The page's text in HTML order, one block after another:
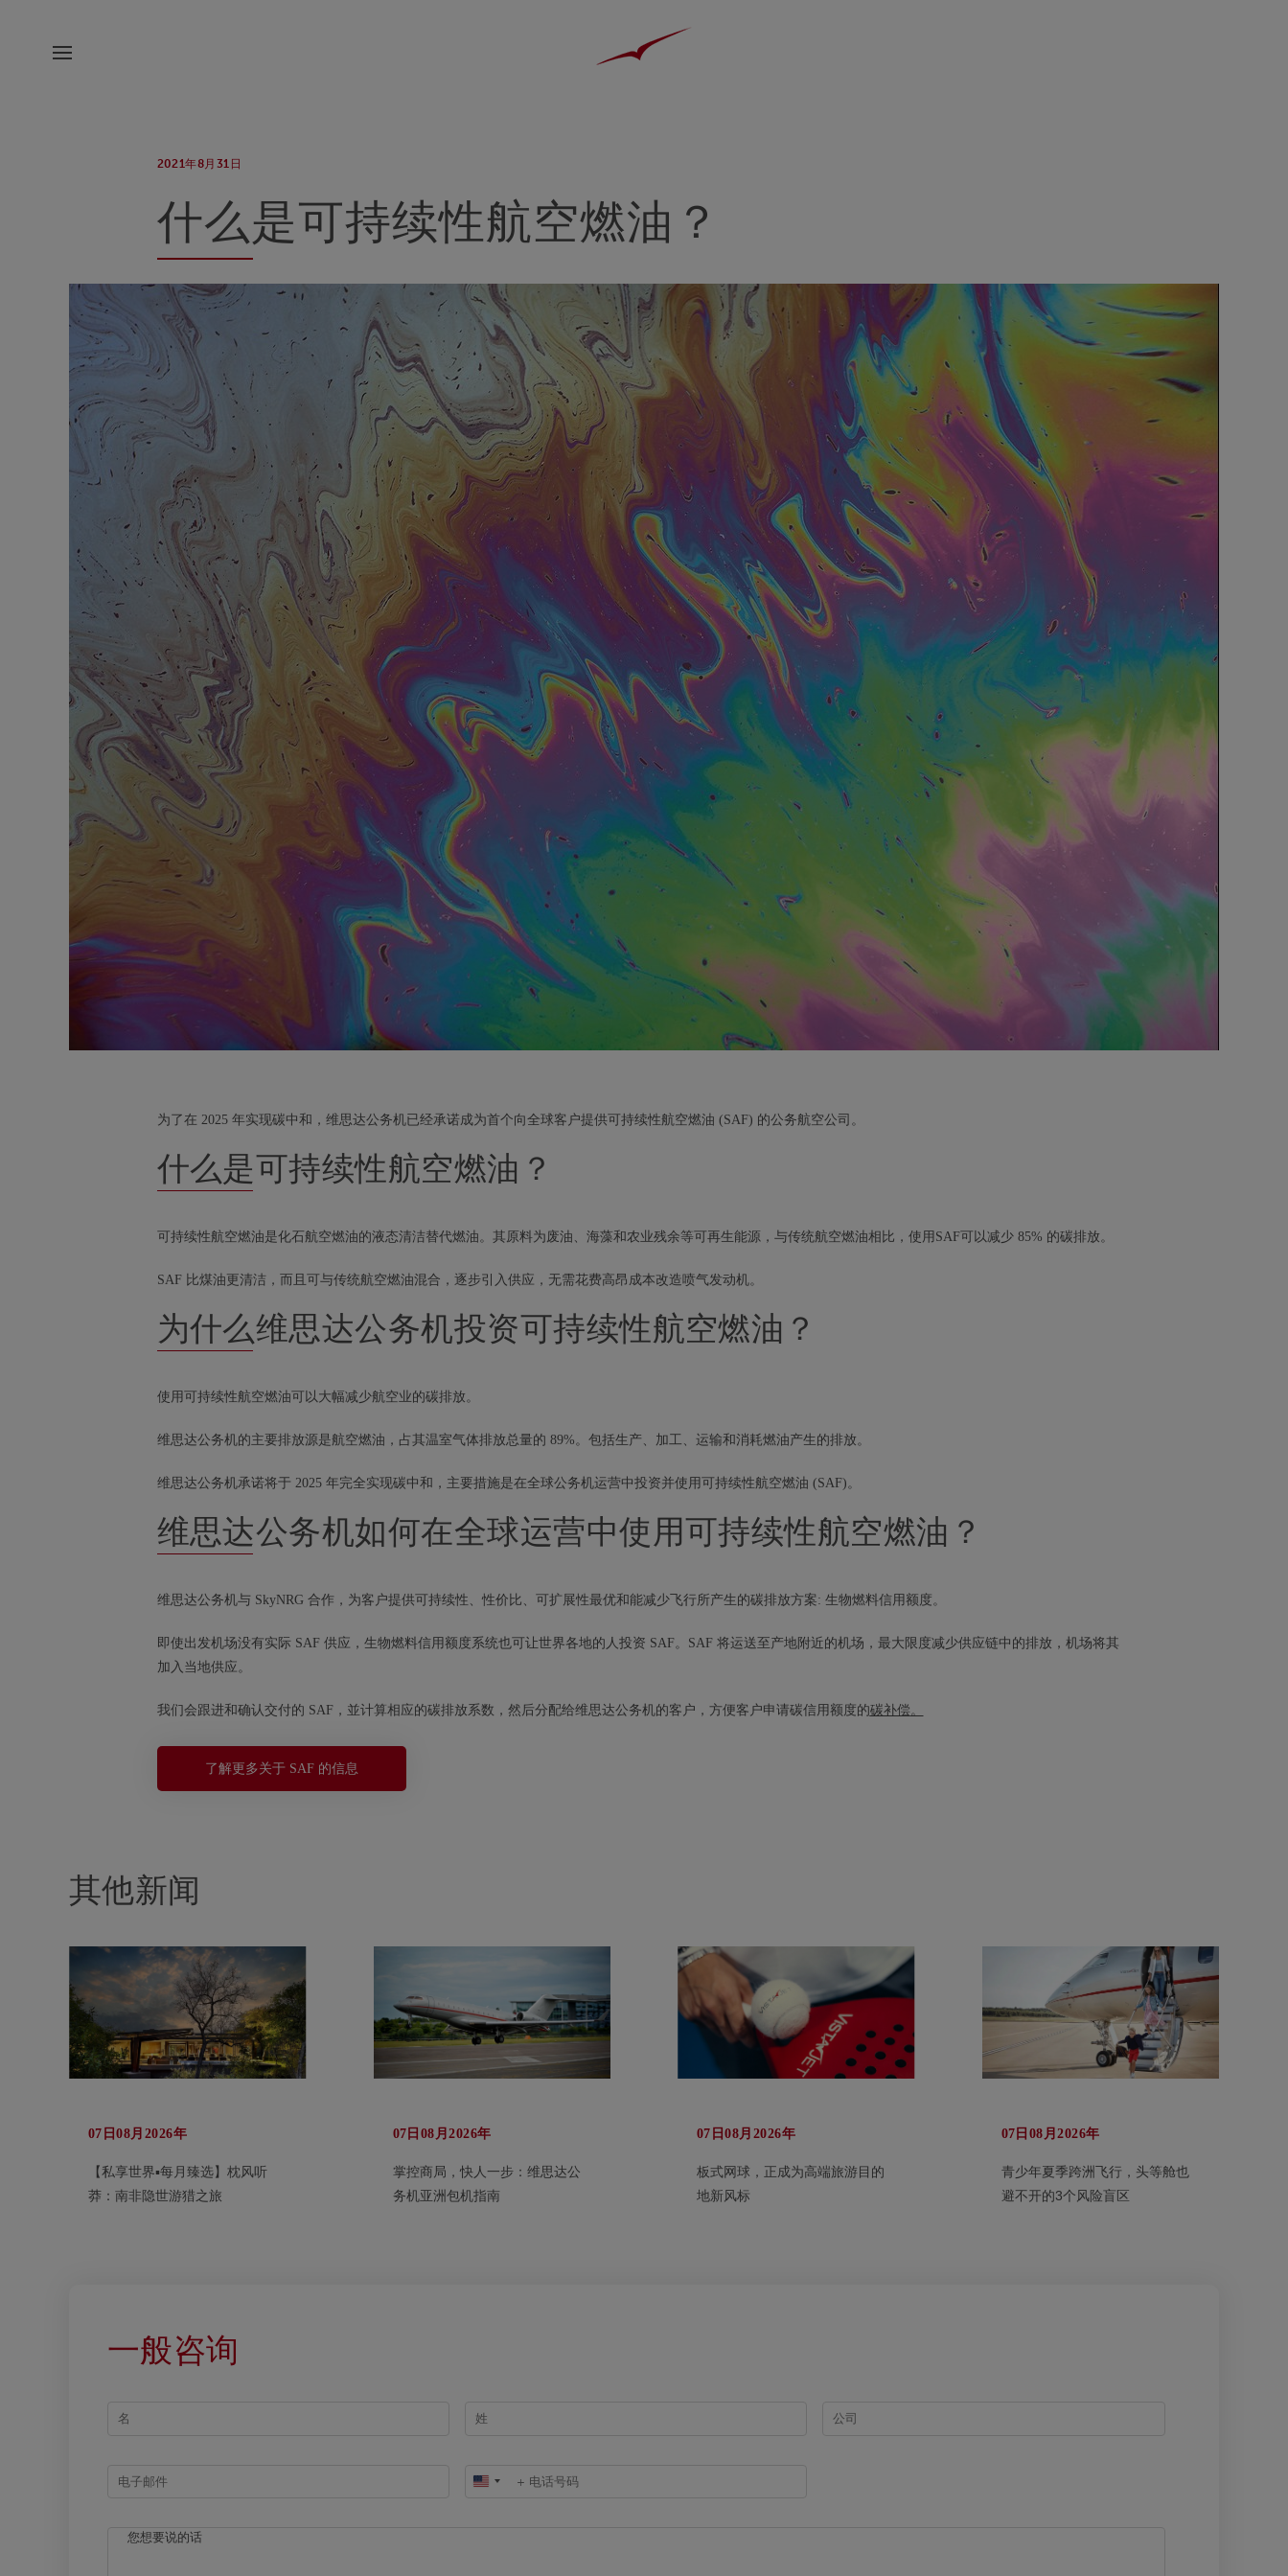
2021年8月31日
什么是可持续性航空燃油？
为了在 2025 年实现碳中和，维思达公务机已经承诺成为首个向全球客户提供可持续性航空燃油 (SAF) 的公务航空公司。
什么是可持续性航空燃油？
可持续性航空燃油是化石航空燃油的液态清洁替代燃油。其原料为废油、海藻和农业残余等可再生能源，与传统航空燃油相比，使用SAF可以减少 85% 的碳排放。
SAF 比煤油更清洁，而且可与传统航空燃油混合，逐步引入供应，无需花费高昂成本改造喷气发动机。
为什么维思达公务机投资可持续性航空燃油？
使用可持续性航空燃油可以大幅减少航空业的碳排放。
维思达公务机的主要排放源是航空燃油，占其温室气体排放总量的 89%。包括生产、加工、运输和消耗燃油产生的排放。
维思达公务机承诺将于 2025 年完全实现碳中和，主要措施是在全球公务机运营中投资并使用可持续性航空燃油 (SAF)。
维思达公务机如何在全球运营中使用可持续性航空燃油？
维思达公务机与 SkyNRG 合作，为客户提供可持续性、性价比、可扩展性最优和能减少飞行所产生的碳排放方案: 生物燃料信用额度。
即使出发机场没有实际 SAF 供应，生物燃料信用额度系统也可让世界各地的人投资 SAF。SAF 将运送至产地附近的机场，最大限度减少供应链中的排放，机场将其
加入当地供应。
我们会跟进和确认交付的 SAF，並计算相应的碳排放系数，然后分配给维思达公务机的客户，方便客户申请碳信用额度的碳补偿。
了解更多关于 SAF 的信息
其他新闻
07日08月2026年
【私享世界▪每月臻选】枕风听
莽：南非隐世游猎之旅
07日08月2026年
掌控商局，快人一步：维思达公
务机亚洲包机指南
07日08月2026年
板式网球，正成为高端旅游目的
地新风标
07日08月2026年
青少年夏季跨洲飞行，头等舱也
避不开的3个风险盲区
一般咨询
United